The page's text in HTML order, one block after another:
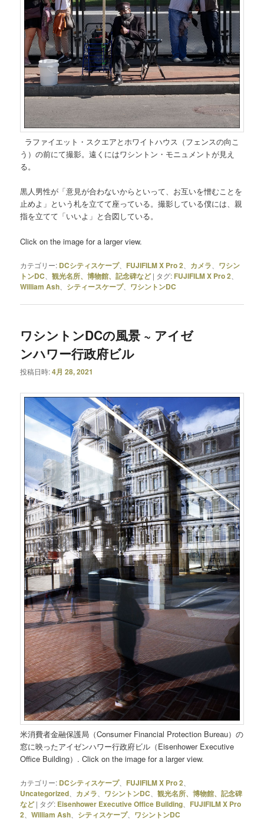
ラファイエット・スクエアとホワイトハウス（フェンスの向こ
う）の前にて撮影。遠くにはワシントン・モニュメントが見え
る。
黒人男性が「意見が合わないからといって、お互いを憎むことを
止めよ」という札を立てて座っている。撮影している僕には、親
指を立てて「いいよ」と合図している。
Click on the image for a larger view.
カテゴリー: DCシティスケープ、 FUJIFILM X Pro 2 カメラ
ワシン
トンDC 、観光名所、博物館、記念碑など | タグ: FUJIFILM X Pro 2
William Ash シティースケープ、 ワシントンDC
ワシントンDCの風景 ~ アイゼ
ンハワー行政府ビル
投稿日時:4月 28, 2021
米消費者金融保護局（Consumer Financial Protection Bureau）の
窓に映ったアイゼンハワー行政府ビル（Eisenhower Executive
Office Building）. Click on the image for a larger view.
カテゴリー: DCシティスケープ、 FUJIFILM X Pro 2
Uncategorized カメラ ワシントンDC 、観光名所、博物館、記念碑
など | タグ: Eisenhower Executive Office Building
FUJIFILM X Pro
2 、William Ash シティスケープ、 ワシントンDC